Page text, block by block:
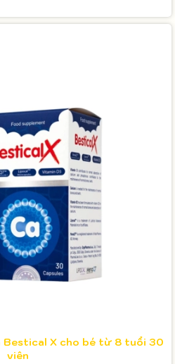
Bestical X cho bé từ 8 tuổi 30
viên